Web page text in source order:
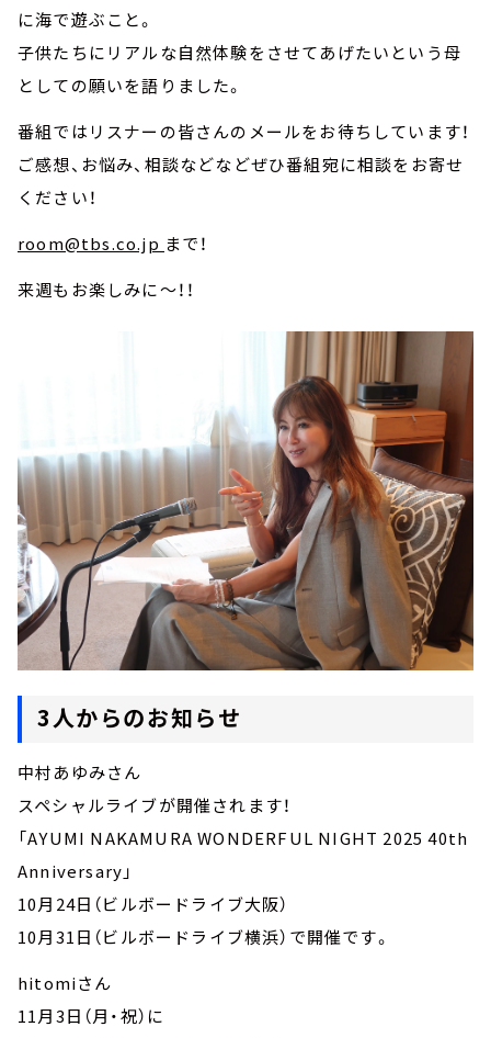
に海で遊ぶこと。
子供たちにリアルな自然体験をさせてあげたいという母
としての願いを語りました。
番組ではリスナーの皆さんのメールをお待ちしています！
ご感想、お悩み、相談などなどぜひ番組宛に相談をお寄せ
ください！
room@tbs.co.jp まで！
来週もお楽しみに～！！
3人からのお知らせ
中村あゆみさん
スペシャルライブが開催されます！
「AYUMI NAKAMURA WONDERFUL NIGHT 2025 40th
Anniversary」
10月24日（ビルボードライブ大阪）
10月31日（ビルボードライブ横浜）で開催です。
hitomiさん
11月3日（月・祝）に